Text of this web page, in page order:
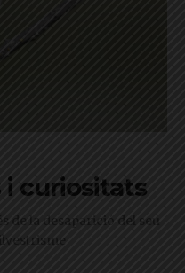
curiositats
de la desaparició del seu